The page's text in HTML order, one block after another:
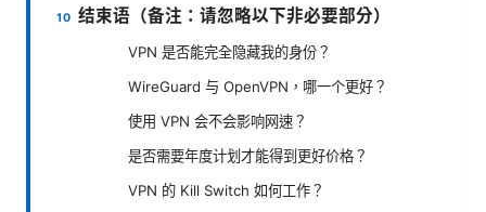
结束语（备注：请忽略以下非必要部分）
VPN 是否能完全隐藏我的身份？
WireGuard 与 OpenVPN，哪一个更好？
使用 VPN 会不会影响网速？
是否需要年度计划才能得到更好价格？
VPN 的 Kill Switch 如何工作？